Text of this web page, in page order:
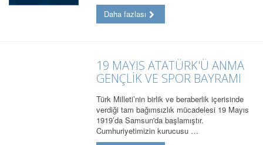
Daha fazlası
19 MAYIS ATATÜRK'Ü ANMA
GENÇLİK VE SPOR BAYRAMI
Türk Milleti’nin birlik ve beraberlik içerisinde
verdiği tam bağımsızlık mücadelesi 19 Mayıs
1919’da Samsun'da başlamıştır.
Cumhuriyetimizin kurucusu …